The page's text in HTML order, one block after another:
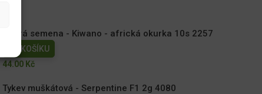
Dobrá semena - Kiwano - africká okurka 10s 2257
DO KOŠÍKU
44.00 Kč
Tykev muškátová - Serpentine F1 2g 4080